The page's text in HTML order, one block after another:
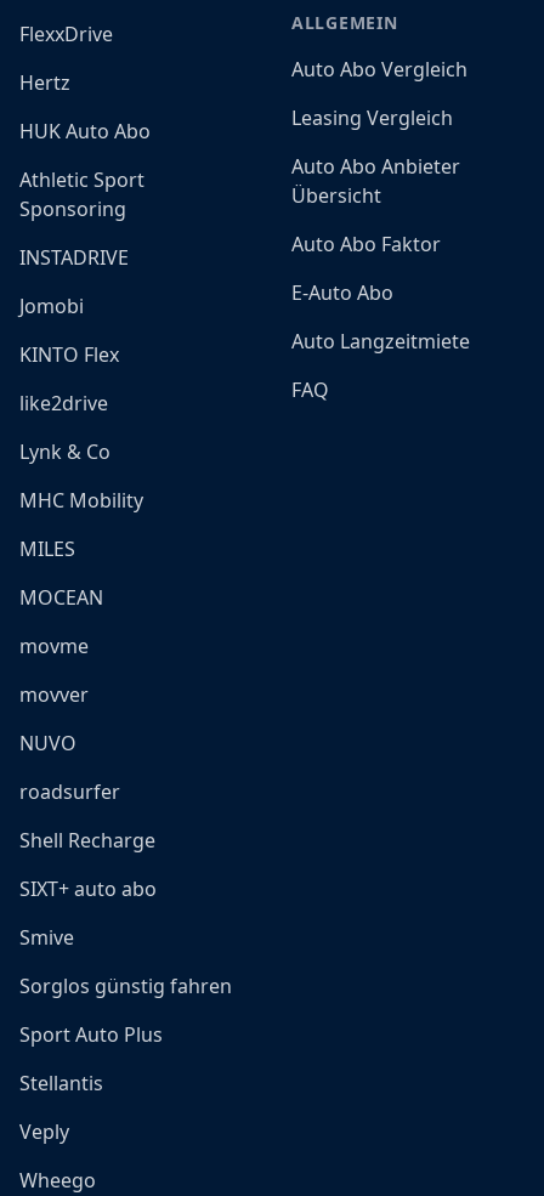
FlexxDrive
Hertz
HUK Auto Abo
Athletic Sport
Sponsoring
INSTADRIVE
Jomobi
KINTO Flex
like2drive
Lynk & Co
MHC Mobility
MILES
MOCEAN
movme
movver
NUVO
roadsurfer
Shell Recharge
SIXT+ auto abo
Smive
Sorglos günstig fahren
Sport Auto Plus
Stellantis
Veply
Wheego
ALLGEMEIN
Auto Abo Vergleich
Leasing Vergleich
Auto Abo Anbieter
Übersicht
Auto Abo Faktor
E-Auto Abo
Auto Langzeitmiete
FAQ